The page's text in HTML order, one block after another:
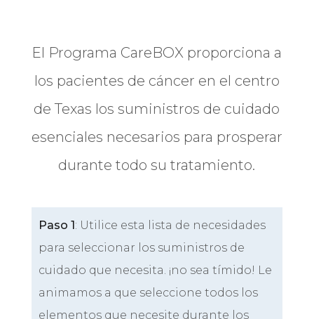
El Programa CareBOX proporciona a
los pacientes de cáncer en el centro
de Texas los suministros de cuidado
esenciales necesarios para prosperar
durante todo su tratamiento.
Paso 1: Utilice esta lista de necesidades
para seleccionar los suministros de
cuidado que necesita. ¡no sea tímido! Le
animamos a que seleccione todos los
elementos que necesite durante los